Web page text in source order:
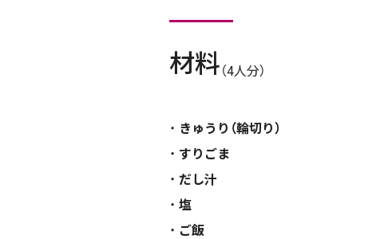
材料 （4人分）
きゅうり（輪切り）
すりごま
だし汁
塩
ご飯